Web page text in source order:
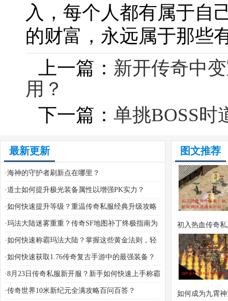
入，每个人都有属于自
的财富，永远属于那些
上一篇： 新开传奇中
用？
下一篇： 单挑BOSS时
最新更新
·海神的守护者刷新点在哪里？
·道士如何提升极光装备属性以增强PK实力？
·如何快速提升等级？重温传奇私服经典升级攻略
·玛法大陆迷雾重重？传奇SF地图补丁终极指南为
你揭开真相
·如何快速称霸玛法大陆？掌握这些黄金法则，轻
松叱咤沙场
·如何快速获取1.76传奇复古手游中的最强装备？
·8月23日传奇私服新开服？新手如何快速上手称霸
沙城？
·传奇世界10米新纪元全满攻略百问百答？
图文推荐
初入热血传奇
新如何快速通
如何成为九霄